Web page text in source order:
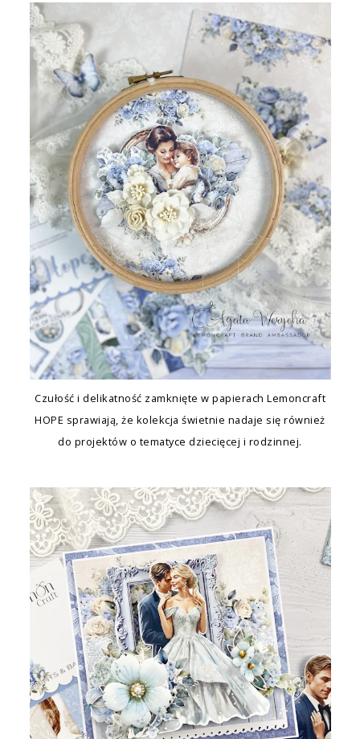
Czułość i delikatność zamknięte w papierach Lemoncraft
HOPE sprawiają, że kolekcja świetnie nadaje się również
do projektów o tematyce dziecięcej i rodzinnej.